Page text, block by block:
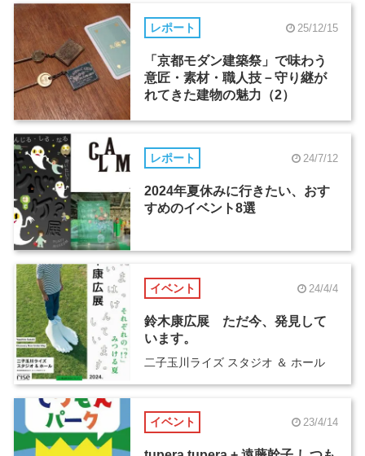
レポート 25/12/15
「京都モダン建築祭」で味わう
意匠・素材・職人技－守り継が
れてきた建物の魅力（2）
レポート 24/7/12
2024年夏休みに行きたい、おす
すめのイベント8選
イベント 24/4/4
鈴木康広展 ただ今、発見して
います。
二子玉川ライズ スタジオ ＆ ホール
イベント 23/4/14